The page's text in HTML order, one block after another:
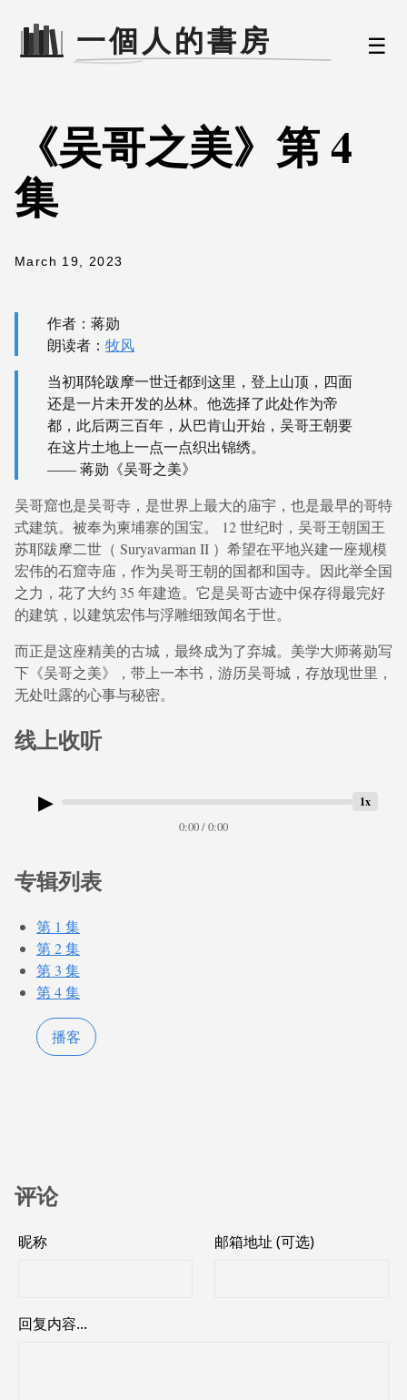
☰
《吴哥之美》第 4
集
March 19, 2023
作者：蒋勋
朗读者： 牧风
当初耶轮跋摩一世迁都到这里，登上山顶，四面
还是一片未开发的丛林。他选择了此处作为帝
都，此后两三百年，从巴肯山开始，吴哥王朝要
在这片土地上一点一点织出锦绣。
—— 蒋勋《吴哥之美》
吴哥窟也是吴哥寺，是世界上最大的庙宇，也是最早的哥特
式建筑。被奉为柬埔寨的国宝。 12 世纪时，吴哥王朝国王
苏耶跋摩二世（ Suryavarman II ）希望在平地兴建一座规模
宏伟的石窟寺庙，作为吴哥王朝的国都和国寺。因此举全国
之力，花了大约 35 年建造。它是吴哥古迹中保存得最完好
的建筑，以建筑宏伟与浮雕细致闻名于世。
而正是这座精美的古城，最终成为了弃城。美学大师蒋勋写
下《吴哥之美》，带上一本书，游历吴哥城，存放现世里，
无处吐露的心事与秘密。
线上收听
▶
0:00 / 0:00
1x
专辑列表
第 1 集
第 2 集
第 3 集
第 4 集
播客
评论